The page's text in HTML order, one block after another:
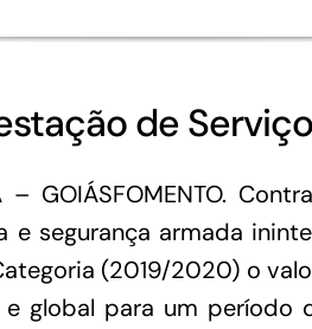
de
GOIÁSFOMENTO.
segurança armada
(2019/2020) o
para um período